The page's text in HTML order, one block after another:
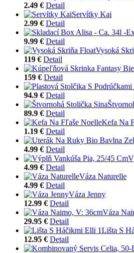
2.49 € Detail
Servítky Kai
2.99 € Detail
9.99 € Detail
Vysoká
119 € Detail
159 € Detail
94.9 € Detail
89.9 € Detail
Kefa Na
1.19 € Detail
4.99 € Detail
4.99 € Detail
Váza Naturelle
4.99 € Detail
Váza Jenny
12.99 € Detail
Váza
29.95 € Detail
Lišta S
12.95 € Detail